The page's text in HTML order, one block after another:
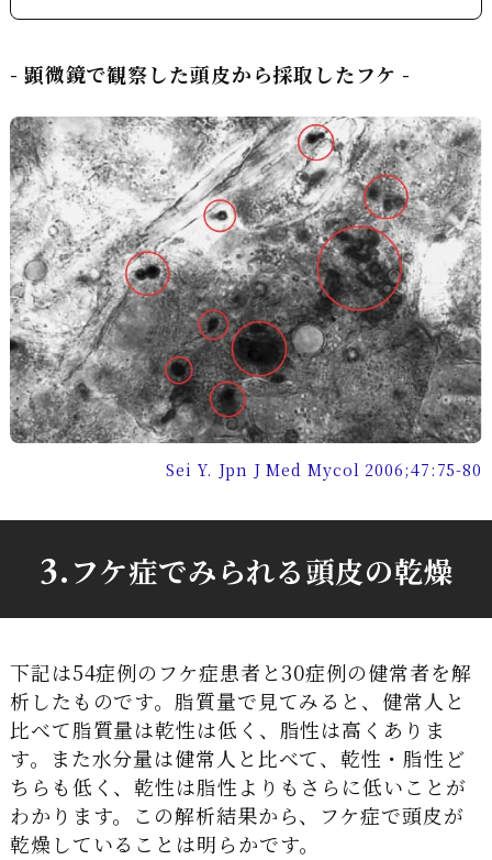
- 顕微鏡で観察した頭皮から採取したフケ -
Sei Y. Jpn J Med Mycol 2006;47:75-80
3.フケ症でみられる頭皮の乾燥
下記は54症例のフケ症患者と30症例の健常者を解
析したものです。脂質量で見てみると、健常人と
比べて脂質量は乾性は低く、脂性は高くありま
す。また水分量は健常人と比べて、乾性・脂性ど
ちらも低く、乾性は脂性よりもさらに低いことが
わかります。この解析結果から、フケ症で頭皮が
乾燥していることは明らかです。